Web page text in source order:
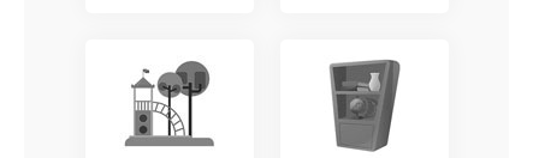
و... برقرار نمایند.
شما می توانید اطلاعات بیشتر در خصوص موارد فوق الذکر و یا سایر
خدمات قابل ارائه توسط مدرسه نرجس نظیر سامانه برگزاری کلاس های
آنلاین آموزشی، برگزاری کارگاه های ارتقای عملکرد کادر آموزشی، نگهداری